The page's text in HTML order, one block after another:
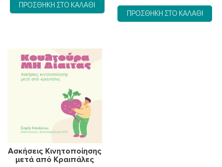
ΠΡΟΣΘΉΚΗ ΣΤΟ ΚΑΛΆΘΙ
ΠΡΟΣΘΉΚΗ ΣΤΟ ΚΑΛΆΘΙ
Ασκήσεις Κινητοποίησης
μετά από Κραιπάλες